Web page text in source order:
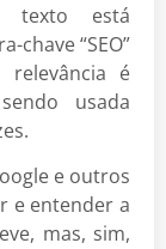
texto está
chave “SEO”
é
usada
e outros
e entender a
mas, sim,